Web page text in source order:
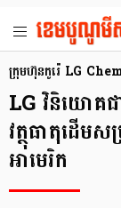
ក្រុមហ៊ុនកូរ៉េ LG
LG វិនិយោគ
វត្ថុធាតុដើម
អាមេរិក